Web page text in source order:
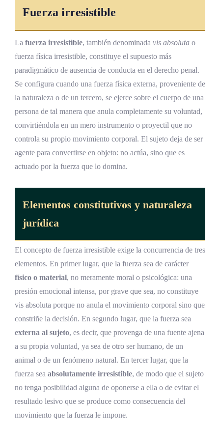
Fuerza irresistible
La fuerza irresistible, también denominada vis absoluta o
fuerza física irresistible, constituye el supuesto más
paradigmático de ausencia de conducta en el derecho penal.
Se configura cuando una fuerza física externa, proveniente de
la naturaleza o de un tercero, se ejerce sobre el cuerpo de una
persona de tal manera que anula completamente su voluntad,
convirtiéndola en un mero instrumento o proyectil que no
controla su propio movimiento corporal. El sujeto deja de ser
agente para convertirse en objeto: no actúa, sino que es
actuado por la fuerza que lo domina.
Elementos constitutivos y naturaleza
jurídica
El concepto de fuerza irresistible exige la concurrencia de tres
elementos. En primer lugar, que la fuerza sea de carácter
físico o material, no meramente moral o psicológica: una
presión emocional intensa, por grave que sea, no constituye
vis absoluta porque no anula el movimiento corporal sino que
constriñe la decisión. En segundo lugar, que la fuerza sea
externa al sujeto, es decir, que provenga de una fuente ajena
a su propia voluntad, ya sea de otro ser humano, de un
animal o de un fenómeno natural. En tercer lugar, que la
fuerza sea absolutamente irresistible, de modo que el sujeto
no tenga posibilidad alguna de oponerse a ella o de evitar el
resultado lesivo que se produce como consecuencia del
movimiento que la fuerza le impone.